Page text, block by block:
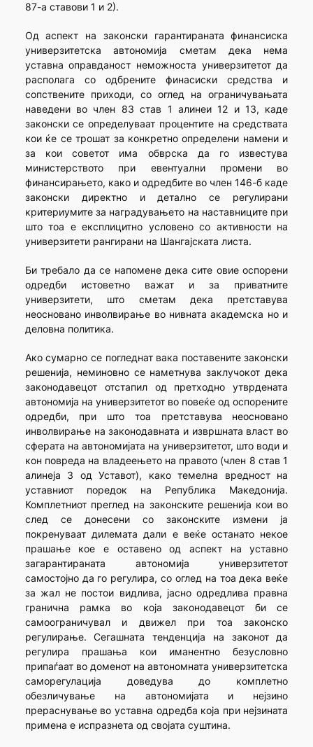
87-а ставови 1 и 2).
Од аспект на законски гарантираната финансиска
универзитетска автономија сметам дека нема
уставна оправданост неможноста универзитетот да
располага со одбрените финасиски средства и
сопствените приходи, со оглед на ограничувањата
наведени во член 83 став 1 алинеи 12 и 13, каде
законски се определуваат процентите на средствата
кои ќе се трошат за конкретно определени намени и
за кои советот има обврска да го известува
министерството при евентуални промени во
финансирањето, како и одредбите во член 146-б каде
законски директно и детално се регулирани
критериумите за наградувањето на наставниците при
што тоа е експлицитно условено со активности на
универзитети рангирани на Шангајската листа.
Би требало да се напомене дека сите овие оспорени
одредби истоветно важат и за приватните
универзитети, што сметам дека претставува
неосновано инволвирање во нивната академска но и
деловна политика.
Ако сумарно се погледнат вака поставените законски
решенија, неминовно се наметнува заклучокот дека
законодавецот отстапил од претходно утврдената
автономија на универзитетот во повеќе од оспорените
одредби, при што тоа претставува неосновано
инволвирање на законодавната и извршната власт во
сферата на автономијата на универзитетот, што води и
кон повреда на владеењето на правото (член 8 став 1
алинеја 3 од Уставот), како темелна вредност на
уставниот поредок на Република Македонија.
Комплетниот преглед на законските решенија кои во
след се донесени со законските измени ја
покренуваат дилемата дали е веќе останато некое
прашање кое е оставено од аспект на уставно
загарантираната автономија универзитетот
самостојно да го регулира, со оглед на тоа дека веќе
за жал не постои видлива, јасно одредлива правна
гранична рамка во која законодавецот би се
самоограничувал и движел при тоа законско
регулирање. Сегашната тенденција на законот да
регулира прашања кои иманентно безусловно
припаѓаат во доменот на автономната универзитетска
саморегулација доведува до комплетно
обезличување на автономијата и нејзино
прераснување во уставна одредба која при нејзината
примена е испразнета од својата суштина.